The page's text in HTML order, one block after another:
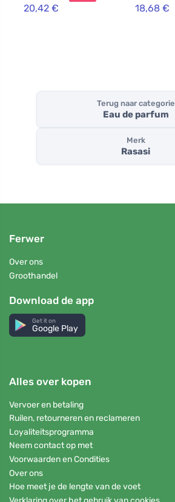
20,42 € 18,68 €
Terug naar categorie
Eau de parfum
Merk
Rasasi
Ferwer
Over ons
Groothandel
Download de app
Get it on
Google Play
Alles over kopen
Vervoer en betaling
Ruilen, retourneren en reclameren
Loyaliteitsprogramma
Neem contact op met
Voorwaarden en Condities
Over ons
Hoe meet je de lengte van de voet